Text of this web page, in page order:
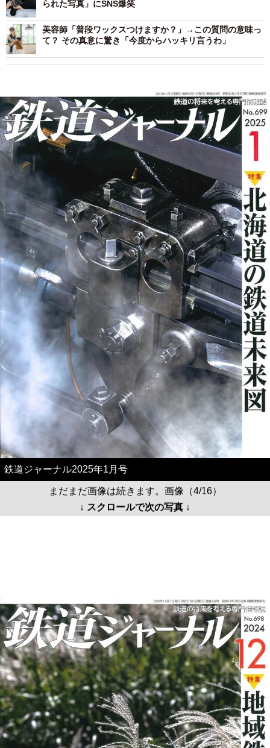
られた写真」にSNS爆笑
美容師「普段ワックスつけますか？」→この質問の意味っ
て？ その真意に驚き「今度からハッキリ言うわ」
鉄道ジャーナル2025年1月号
まだまだ画像は続きます。画像（4/16）
↓ スクロールで次の写真 ↓